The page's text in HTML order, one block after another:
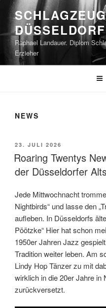
Zum
Inhalt
springenDÜSSELDORF
Raphael Landauer. Diplom
Erzieher
NEWS
VERÖFFENTLICHT
AM
23. JULI 2026
Roaring Twentys
der Düsseldorfer
Jede Mittwochnacht
Nightbirds“ und lasse den
aufleben. In Düsseldorfs
Pöötzke“ Hier hat schon
1950er Jahren Jazz
Tradition weiter leben. Am
Lindy Hop Tänzer zu mit
wirklich in die 20er Jahre in
zurückversetzt.